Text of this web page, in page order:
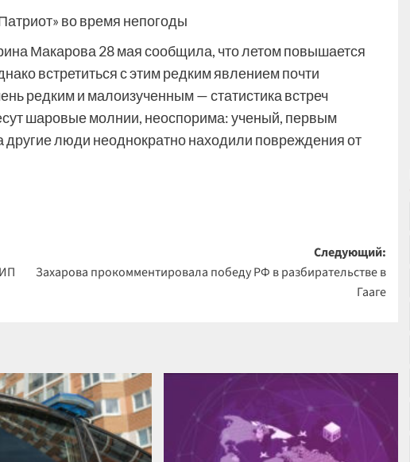
во время непогоды
Макарова 28 мая сообщила, что летом повышается
встретиться с этим редким явлением почти
редким и малоизученным — статистика встреч
шаровые молнии, неоспорима: ученый, первым
другие люди неоднократно находили повреждения от
Следующий:
Захарова прокомментировала победу РФ в разбирательстве в
Гааге